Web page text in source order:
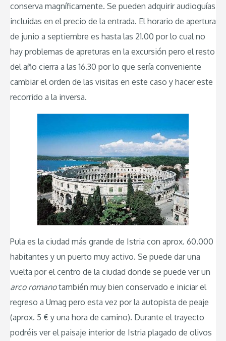
conserva magníficamente. Se pueden adquirir audioguías
incluidas en el precio de la entrada. El horario de apertura
de junio a septiembre es hasta las 21.00 por lo cual no
hay problemas de apreturas en la excursión pero el resto
del año cierra a las 16.30 por lo que sería conveniente
cambiar el orden de las visitas en este caso y hacer este
recorrido a la inversa.
Pula es la ciudad más grande de Istria con aprox. 60.000
habitantes y un puerto muy activo. Se puede dar una
vuelta por el centro de la ciudad donde se puede ver un
arco romanotambién muy bien conservado e iniciar el
regreso a Umag pero esta vez por la autopista de peaje
(aprox. 5 € y una hora de camino). Durante el trayecto
podréis ver el paisaje interior de Istria plagado de olivos